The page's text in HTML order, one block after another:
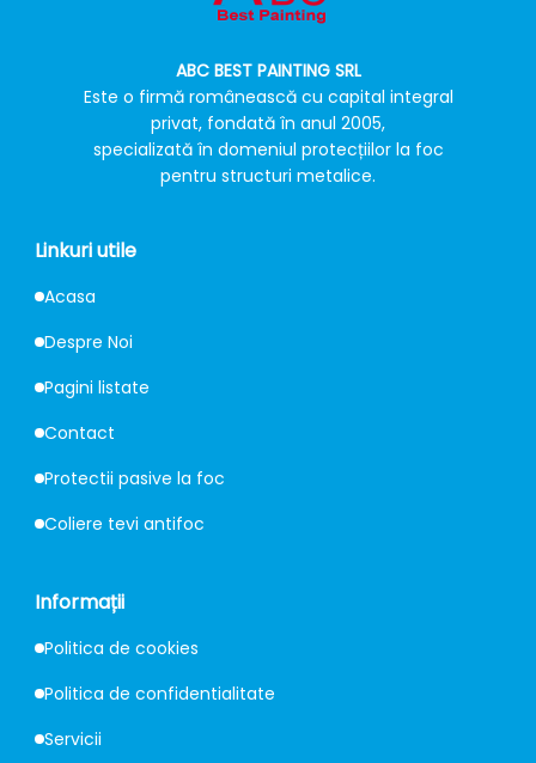
ABC BEST PAINTING SRL
Este o firmă românească cu capital integral
privat, fondată în anul 2005,
specializată în domeniul protecțiilor la foc
pentru structuri metalice.
Linkuri utile
Acasa
Despre Noi
Pagini listate
Contact
Protectii pasive la foc
Coliere tevi antifoc
Informații
Politica de cookies
Politica de confidentialitate
Servicii